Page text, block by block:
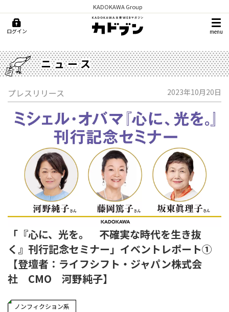
KADOKAWA Group
ログイン menu
ニュース
プレスリリース 2023年10月20日
「『心に、光を。 不確実な時代を生き抜
く』刊行記念セミナー」イベントレポート①
【登壇者：ライフシフト・ジャパン株式会
社 CMO 河野純子】
ノンフィクション系